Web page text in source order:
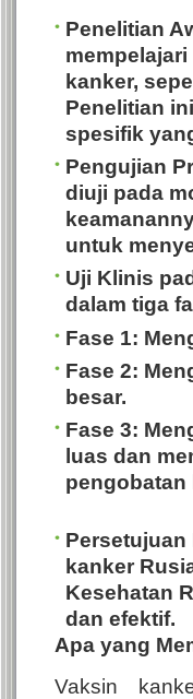
Penelitian
kanker,
Penelitian
spesifik
Pengujian
diuji pada
untuk
Uji Klinis
dalam tiga
Fase 1:
Fase 2:
besar.
Fase 3:
luas dan
pengobatan
Persetujuan
kanker
Kesehatan
dan efektif.
Apa yang
Vaksin